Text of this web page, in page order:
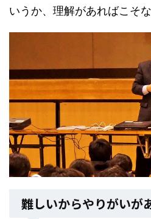
いうか、理解があればこそな
難しいからやりがいが